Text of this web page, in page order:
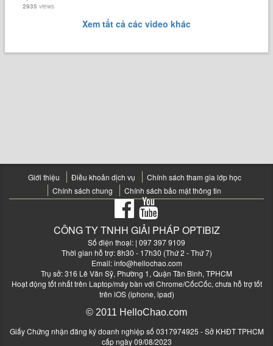
2935 views
Xem tất cả các video khác
Giới thiệu Điều khoản dịch vụ
Chính sách tham gia lớp học
Chính sách chung
Chính sách bảo mật thông tin
CÔNG TY TNHH GIẢI PHÁP OPTIBIZ
Số điện thoại: | 097 397 9109
Thời gian hỗ trợ: 8h30 - 17h30 (Thứ 2 - Thứ 7)
Email:info@hellochao.com
Trụ sở: 316 Lê Văn Sỹ, Phường 1, Quận Tân Bình, TPHCM
Hoạt động tốt nhất trên Laptop/máy bàn với Chrome/CốcCốc, chưa hỗ trợ tốt
trên iOS (iphone, ipad)
© 2011 HelloChao.com
Giấy Chứng nhận đăng ký doanh nghiệp số 0317974925 - Sở KHĐT TPHCM
cấp ngày 09/08/2023